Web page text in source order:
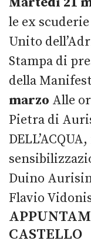
le ex
Unito
Stampa di
della
marzo Alle
Pietra di
Duino
Flavio
CASTELLO